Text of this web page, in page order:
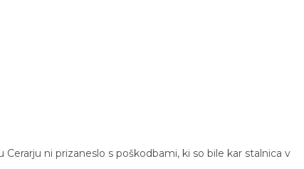
ni prizaneslo s poškodbami, ki so bile kar stalnica v